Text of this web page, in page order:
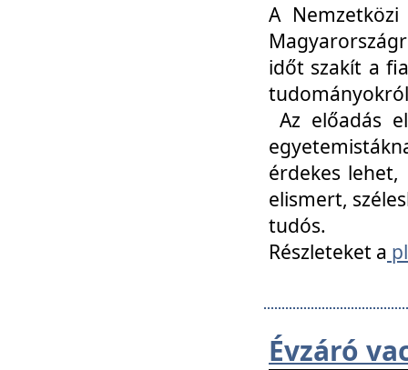
A
időt szakít a
Az előadás
érdekes lehet,
elismert,
tudós.
Részleteket a
Évzáró